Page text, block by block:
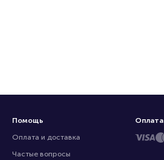
Помощь
Оплата и доставка
Частые вопросы
Оплата